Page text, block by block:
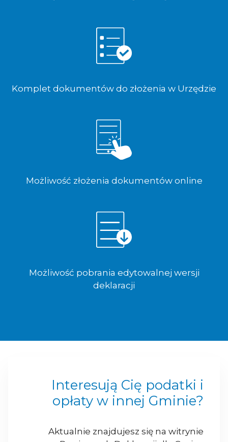
Komplet dokumentów do złożenia w Urzędzie
Możliwość złożenia dokumentów online
Możliwość pobrania edytowalnej wersji
deklaracji
Interesują Cię podatki i
opłaty w innej Gminie?
Aktualnie znajdujesz się na witrynie